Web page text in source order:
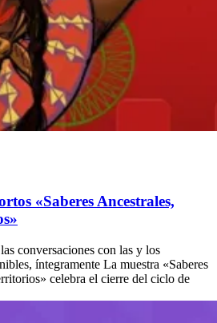
«Saberes Ancestrales,
conversaciones con las y los
íntegramente La muestra «Saberes
celebra el cierre del ciclo de